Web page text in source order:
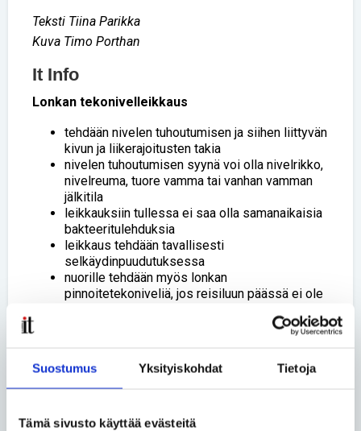
Suostumus Yksityiskohdat Tietoja
Tämä sivusto käyttää evästeitä
Teksti Tiina Parikka
Kuva Timo Porthan
It Info
Lonkan tekonivelleikkaus
tehdään nivelen tuhoutumisen ja siihen liittyvän
kivun ja liikerajoitusten takia
nivelen tuhoutumisen syynä voi olla nivelrikko,
nivelreuma, tuore vamma tai vanhan vamman
jälkitila
leikkauksiin tullessa ei saa olla samanaikaisia
bakteeritulehduksia
leikkaus tehdään tavallisesti
selkäydinpuudutuksessa
nuorille tehdään myös lonkan
pinnoitetekoniveliä, jos reisiluun päässä ei ole
kipulääkitystä tarvitaan tyypillisesti 4-12
viikkoa
vuoden ennusteen